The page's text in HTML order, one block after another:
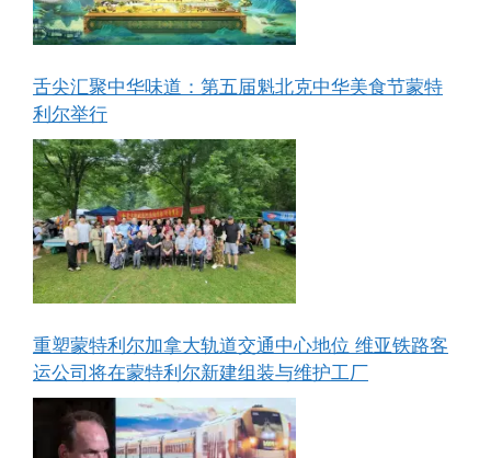
舌尖汇聚中华味道：第五届魁北克中华美食节蒙特
利尔举行
重塑蒙特利尔加拿大轨道交通中心地位 维亚铁路客
运公司将在蒙特利尔新建组装与维护工厂